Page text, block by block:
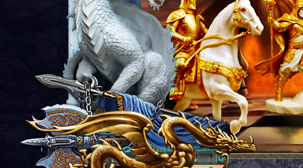
Сайрон: Эпоха Рассвета